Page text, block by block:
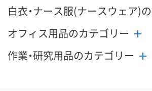
白衣・ナース服(ナースウェア)
オフィス用品のカテゴリー
作業・研究用品のカテゴリー